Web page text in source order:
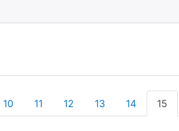
10 11 12 13 14 15